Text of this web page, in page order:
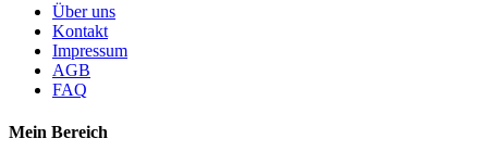
Über uns
Kontakt
Impressum
AGB
FAQ
Mein Bereich